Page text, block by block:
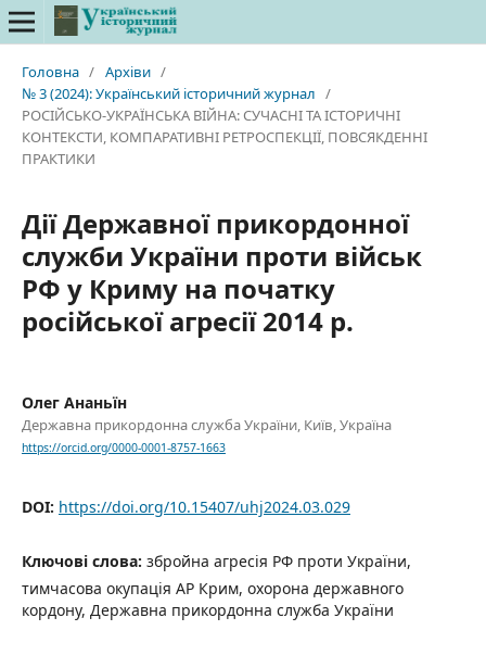
Головна / Архіви /
№ 3 (2024): Український історичний журнал /
РОСІЙСЬКО-УКРАЇНСЬКА ВІЙНА: СУЧАСНІ ТА ІСТОРИЧНІ
КОНТЕКСТИ, КОМПАРАТИВНІ РЕТРОСПЕКЦІЇ, ПОВСЯКДЕННІ
ПРАКТИКИ
Дії Державної прикордонної
служби України проти військ
РФ у Криму на початку
російської агресії 2014 р.
Олег Ананьїн
Державна прикордонна служба України, Київ, Україна
https://orcid.org/0000-0001-8757-1663
DOI: https://doi.org/10.15407/uhj2024.03.029
Ключові слова: збройна агресія РФ проти України,
тимчасова окупація АР Крим, охорона державного
кордону, Державна прикордонна служба України